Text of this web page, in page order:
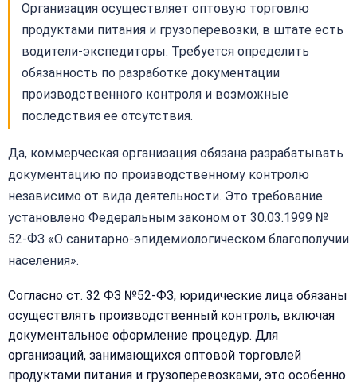
Организация осуществляет оптовую торговлю
продуктами питания и грузоперевозки, в штате есть
водители-экспедиторы. Требуется определить
обязанность по разработке документации
производственного контроля и возможные
последствия ее отсутствия.
Да, коммерческая организация обязана разрабатывать
документацию по производственному контролю
независимо от вида деятельности. Это требование
установлено Федеральным законом от 30.03.1999 №
52-ФЗ «О санитарно-эпидемиологическом благополучии
населения».
Согласно ст. 32 ФЗ №52-ФЗ, юридические лица обязаны
осуществлять производственный контроль, включая
документальное оформление процедур. Для
организаций, занимающихся оптовой торговлей
продуктами питания и грузоперевозками, это особенно